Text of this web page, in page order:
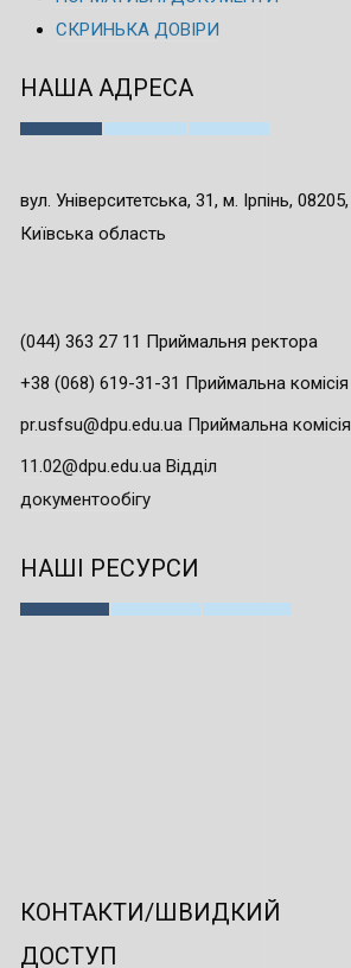
СКРИНЬКА ДОВІРИ
НАША АДРЕСА
вул. Університетська, 31, м. Ірпінь, 08205,
Київська область
(044) 363 27 11 Приймальня ректора
+38 (068) 619-31-31 Приймальна комісія
pr.usfsu@dpu.edu.ua Приймальна комісія
11.02@dpu.edu.ua Відділ
документообігу
НАШІ РЕСУРСИ
КОНТАКТИ/ШВИДКИЙ
ДОСТУП